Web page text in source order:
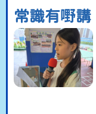
常識有嘢講